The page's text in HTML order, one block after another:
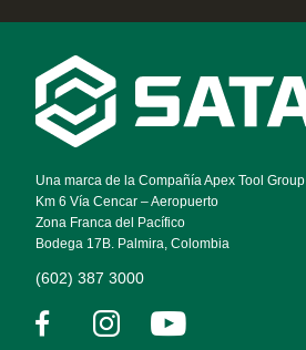
Footer
Navigation
Una marca de la Compañía Apex Tool Group
Km 6 Vía Cencar – Aeropuerto
Zona Franca del Pacífico
Bodega 17B. Palmira, Colombia
(602) 387 3000